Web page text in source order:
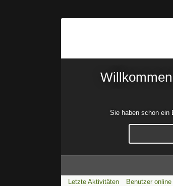
Sie haben schon ein
Letzte Aktivitäten Benutzer online